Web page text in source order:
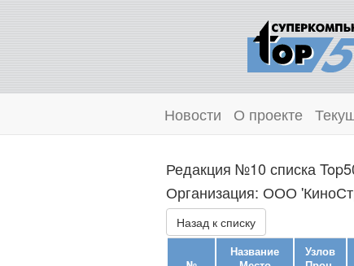
Новости О проекте
Редакция №10 списка
Организация: ООО
Назад к списку
Название
Узлов